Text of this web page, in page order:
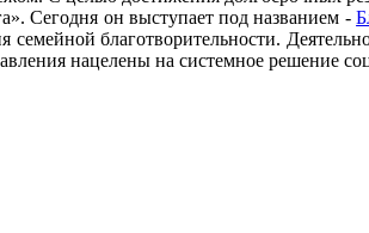
Сегодня он выступает под названием -
благотворительности.
нацелены на системное решение